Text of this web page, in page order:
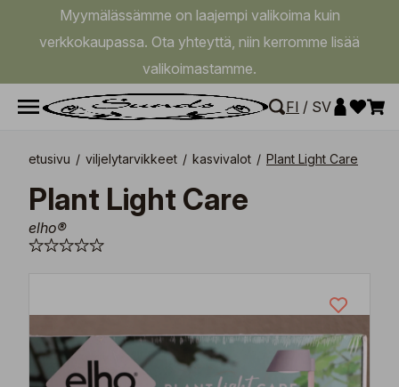
Myymälässämme on laajempi valikoima kuin
verkkokaupassa. Ota yhteyttä, niin kerromme lisää
valikoimastamme.
FI / SV
etusivu / viljelytarvikkeet / kasvivalot / Plant Light Care
Plant Light Care
elho®